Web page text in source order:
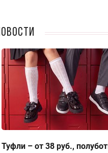
Туфли – от 38 руб.,